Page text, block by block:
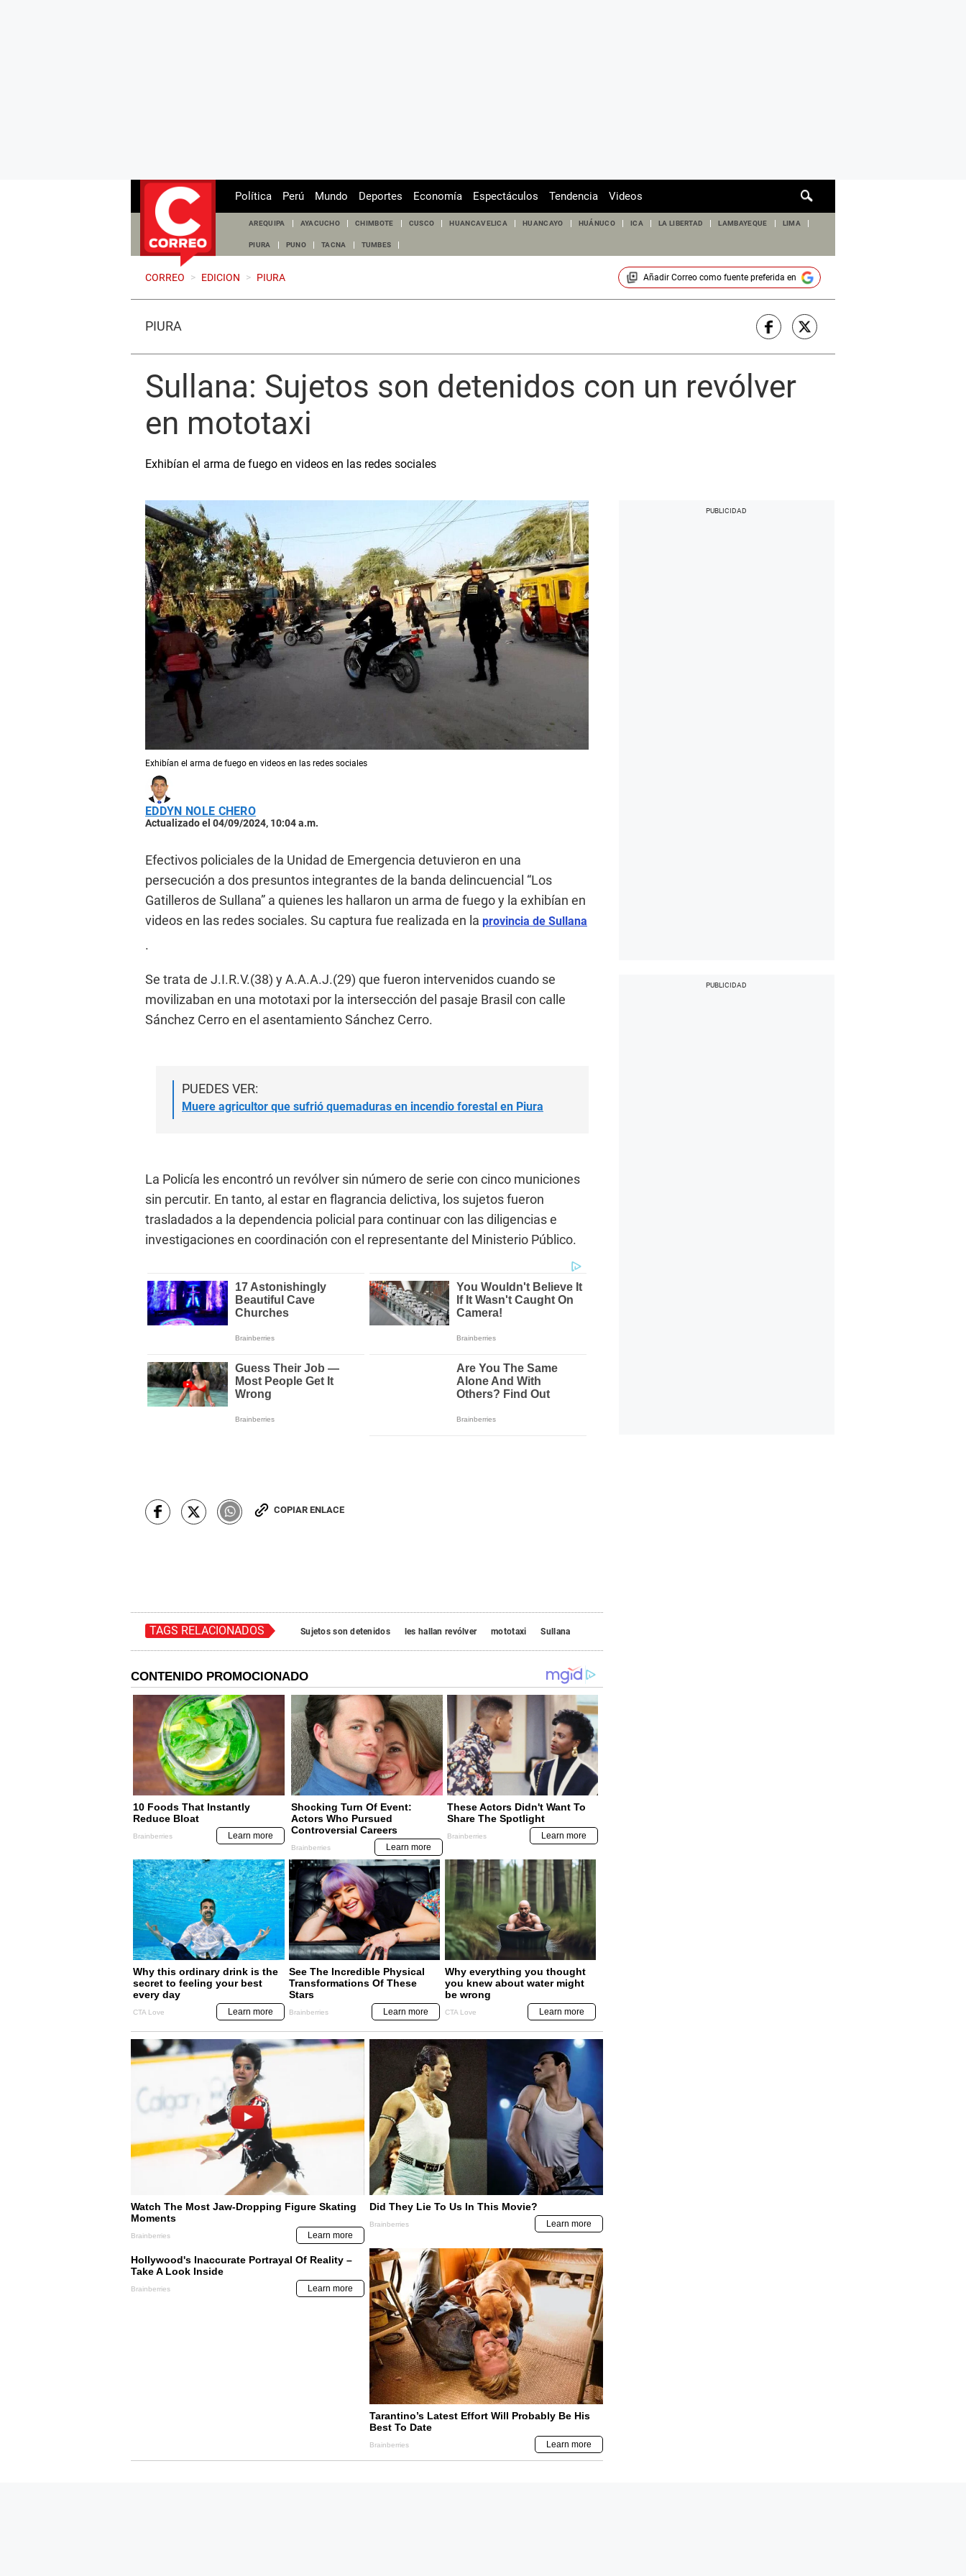
de
Política Perú Mundo Deportes Economía Espectáculos Tendencia Videos
AREQUIPA AYACUCHO CHIMBOTE CUSCO HUANCAVELICA HUANCAYO HUÁNUCO ICA LA LIBERTAD LAMBAYEQUE LIMA
PIURA PUNO TACNA TUMBES
CORREO > EDICION > PIURA Añadir Correocomo fuente preferida en
PIURA
Sullana: Sujetos son detenidos con un revólver
en mototaxi
Exhibían el arma de fuego en videos en las redes sociales
Exhibían el arma de fuego en videos en las redes sociales
EDDYN NOLE CHERO
Actualizado el 04/09/2024, 10:04 a.m.
Efectivos policiales de la Unidad de Emergencia detuvieron en una
persecución a dos presuntos integrantes de la banda delincuencial “Los
Gatilleros de Sullana” a quienes les hallaron un arma de fuego y la exhibían en
videos en las redes sociales. Su captura fue realizada en la provincia de Sullana
.
Se trata de J.I.R.V.(38) y A.A.A.J.(29) que fueron intervenidos cuando se
movilizaban en una mototaxi por la intersección del pasaje Brasil con calle
Sánchez Cerro en el asentamiento Sánchez Cerro.
PUEDES VER:
Muere agricultor que sufrió quemaduras en incendio forestal en Piura
La Policía les encontró un revólver sin número de serie con cinco municiones
sin percutir. En tanto, al estar en flagrancia delictiva, los sujetos fueron
trasladados a la dependencia policial para continuar con las diligencias e
investigaciones en coordinación con el representante del Ministerio Público.
COPIAR ENLACE
TAGS RELACIONADOS Sujetos son detenidos les hallan revólver mototaxi Sullana